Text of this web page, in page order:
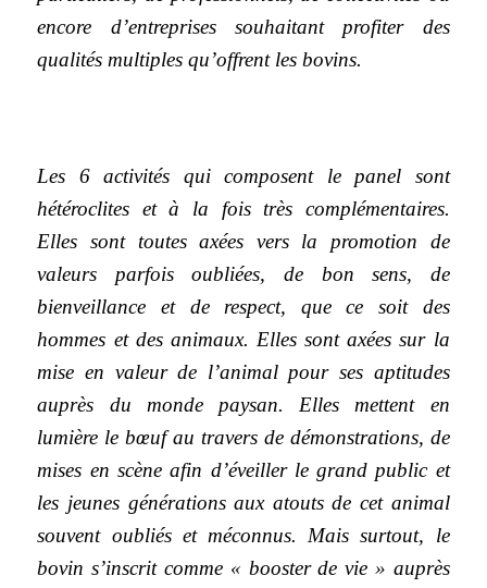
encore d’entreprises souhaitant profiter des
qualités multiples qu’offrent les bovins.
Les 6 activités qui composent le panel sont
hétéroclites et à la fois très complémentaires.
Elles sont toutes axées vers la promotion de
valeurs parfois oubliées, de bon sens, de
bienveillance et de respect, que ce soit des
hommes et des animaux. Elles sont axées sur la
mise en valeur de l’animal pour ses aptitudes
auprès du monde paysan. Elles mettent en
lumière le bœuf au travers de démonstrations, de
mises en scène afin d’éveiller le grand public et
les jeunes générations aux atouts de cet animal
souvent oubliés et méconnus. Mais surtout, le
bovin s’inscrit comme « booster de vie » auprès